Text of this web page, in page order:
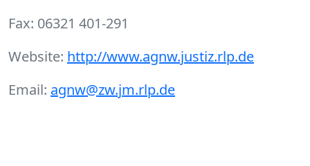
Fax: 06321 401-291
Website: http://www.agnw.justiz.rlp.de
Email: agnw@zw.jm.rlp.de